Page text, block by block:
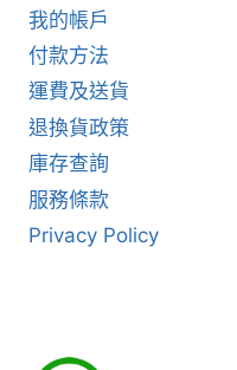
我的帳戶
付款方法
運費及送貨
退換貨政策
庫存查詢
服務條款
Privacy Policy